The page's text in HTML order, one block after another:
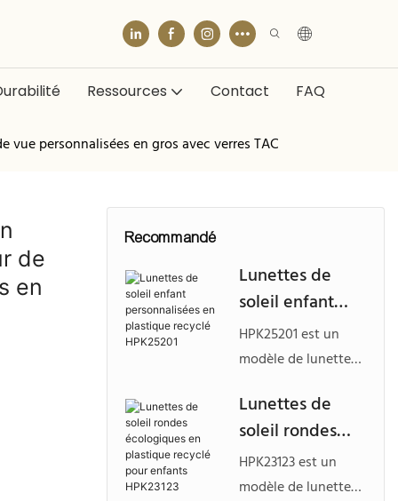
Ressources Contact FAQ
personnalisées en gros avec verres TAC
de
en
Recommandé
Lunettes de
soleil enfant
personnalisées
en plastique
HPK25201
HPK25201 est un
modèle de lunettes
pour enfants,
fabriqué à partir de
matériaux
plastiques recyclés,
Lunettes de
soleil rondes
écologiques en
plastique
HPK23123 est un
modèle de lunettes